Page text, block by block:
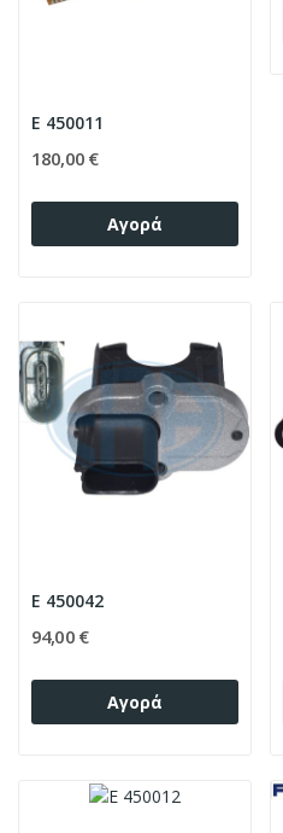
E 450011
180,00 €
Αγορά
E 450042
94,00 €
Αγορά